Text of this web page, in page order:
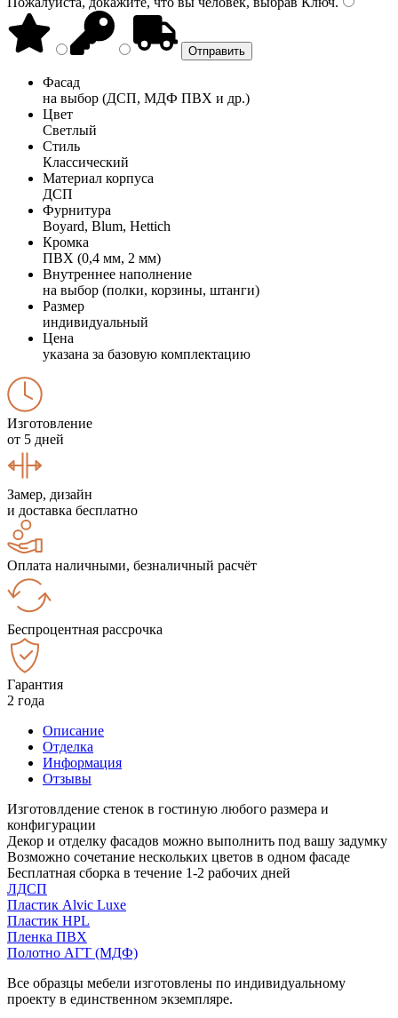
Фасад
на выбор (ДСП, МДФ ПВХ и др.)
Цвет
Светлый
Стиль
Классический
Материал корпуса
ДСП
Фурнитура
Boyard, Blum, Hettich
Кромка
ПВХ (0,4 мм, 2 мм)
Внутреннее наполнение
на выбор (полки, корзины, штанги)
Размер
индивидуальный
Цена
указана за базовую комплектацию
Изготовление
от 5 дней
Замер, дизайн
и доставка бесплатно
Оплата наличными, безналичный расчёт
Беспроцентная рассрочка
Гарантия
2 года
Описание
Отделка
Информация
Отзывы
Изготовлдение стенок в гостиную любого размера и
конфигурации
Декор и отделку фасадов можно выполнить под вашу задумку
Возможно сочетание нескольких цветов в одном фасаде
Бесплатная сборка в течение 1-2 рабочих дней
ЛДСП
Пластик Alvic Luxe
Пластик HPL
Пленка ПВХ
Полотно АГТ (МДФ)
Все образцы мебели изготовлены по индивидуальному
проекту в единственном экземпляре.